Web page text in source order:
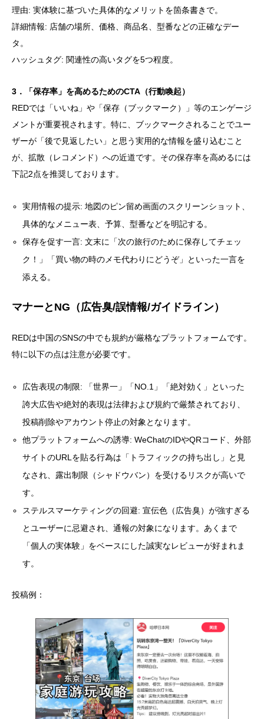
理由: 実体験に基づいた具体的なメリットを箇条書きで。
詳細情報: 店舗の場所、価格、商品名、型番などの正確なデー
タ。
ハッシュタグ: 関連性の高いタグを5つ程度。
3．「保存率」を高めるためのCTA（行動喚起）
REDでは「いいね」や「保存（ブックマーク）」等のエンゲージ
メントが重要視されます。特に、ブックマークされることでユー
ザーが「後で見返したい」と思う実用的な情報を盛り込むこと
が、拡散（レコメンド）への近道です。その保存率を高めるには
下記2点を推奨しております。
実用情報の提示: 地図のピン留め画面のスクリーンショット、
具体的なメニュー表、予算、型番などを明記する。
保存を促す一言: 文末に「次の旅行のために保存してチェッ
ク！」「買い物の時のメモ代わりにどうぞ」といった一言を
添える。
マナーとNG（広告臭/誤情報/ガイドライン）
REDは中国のSNSの中でも規約が厳格なプラットフォームです。
特に以下の点は注意が必要です。
広告表現の制限: 「世界一」「NO.1」「絶対効く」といった
誇大広告や絶対的表現は法律および規約で厳禁されており、
投稿削除やアカウント停止の対象となります。
他プラットフォームへの誘導: WeChatのIDやQRコード、外部
サイトのURLを貼る行為は「トラフィックの持ち出し」と見
なされ、露出制限（シャドウバン）を受けるリスクが高いで
す。
ステルスマーケティングの回避: 宣伝色（広告臭）が強すぎる
とユーザーに忌避され、通報の対象になります。あくまで
「個人の実体験」をベースにした誠実なレビューが好まれま
す。
投稿例：